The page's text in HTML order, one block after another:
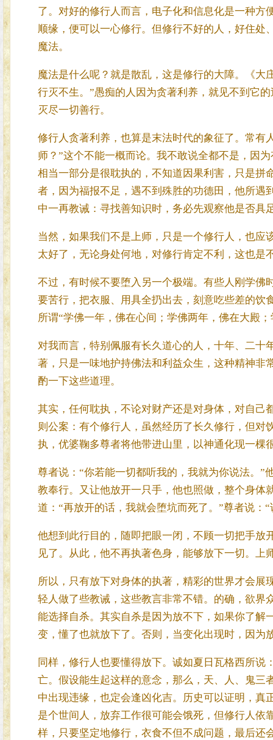
了。对好的修行人而言，电子化和信息化是一种
顺缘，便可以一心修行。但修行不好的人，好住
魔法。
魔法是什么呢？就是散乱，这是修行的大障。《大
行灭不生。”愚痴的人因为贪著利养，就见不到它
灭尽一切善行。
修行人贪著利养，也算是末法时代的象征了。常有
师？”这个不能一概而论。我不敢说全都不是，因
相当一部分是很耽执的，不知道因果利害，只是拼
者，因为福报不足，遇不到殊胜的功德田，他所遇
中一再教诫：寻找善知识时，务必先观察他是否具
当然，如果我们不是上师，只是一个修行人，也
太好了，无论身处何地，对修行肯定不利，这也是
不过，有时候不要堕入另一个极端。有些人刚学佛
要苦行，把衣服、用具全扔出去，刻意吃些差的饮
所谓“学佛一年，佛在心间；学佛两年，佛在大殿
对我而言，特别佩服有长久道心的人，十年、二十
著，只是一味地护持佛法和利益众生，这种精神非
酌一下这些道理。
其实，任何耽执，不论对财产还是对身体，对自己
则公案：有个修行人，虽然经历了长久修行，但
执，优婆鞠多尊者将他带进山里，以神通化现一棵
尊者说：“你若能一切都听我的，我就为你说法。”
教奉行。又让他放开一只手，他也照做，整个身体
道：“再放开的话，我就会堕坑而死了。”尊者说：
他想到此行目的，随即把眼一闭，不顾一切把手放
见了。从此，他不再执著色身，能够放下一切。
所以，只有放下对身体的执著，精彩的世界才会
轻人做了些教诫，这些教言非常不错。的确，欲界
能选择自杀。其实自杀是因为放不下，如果你了解
变，懂了也就放下了。否则，当变化出现时，因为
同样，修行人也要懂得放下。诚如夏日瓦格西所
亡。假设能生起这样的意念，那么，天、人、鬼三
中出现违缘，也定会逢凶化吉。历史可以证明，
是个世间人，放弃工作很可能会饿死，但修行人
样，只要坚定地修行，衣食不但不成问题，最后还